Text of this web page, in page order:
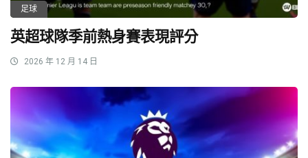
足球
英超球隊季前熱身賽表現評分
2026 年 12 月 14 日